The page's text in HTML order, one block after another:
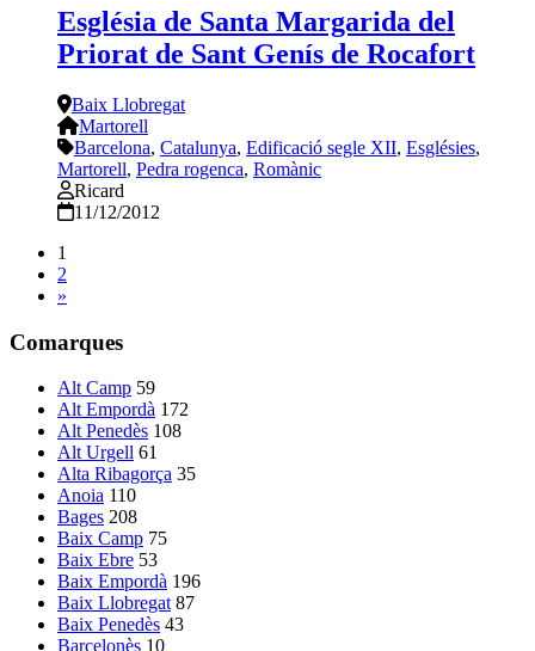
Església de Santa Margarida del
Priorat de Sant Genís de Rocafort
Baix Llobregat
Martorell
Barcelona, Catalunya, Edificació segle XII, Esglésies,
Martorell, Pedra rogenca, Romànic
Ricard
11/12/2012
1
2
»
Comarques
Alt Camp 59
Alt Empordà 172
Alt Penedès 108
Alt Urgell 61
Alta Ribagorça 35
Anoia 110
Bages 208
Baix Camp 75
Baix Ebre 53
Baix Empordà 196
Baix Llobregat 87
Baix Penedès 43
Barcelonès 10